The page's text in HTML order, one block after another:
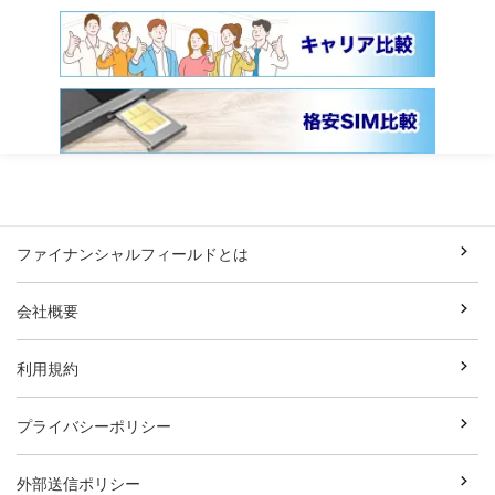
ファイナンシャルフィールドとは
会社概要
利用規約
プライバシーポリシー
外部送信ポリシー